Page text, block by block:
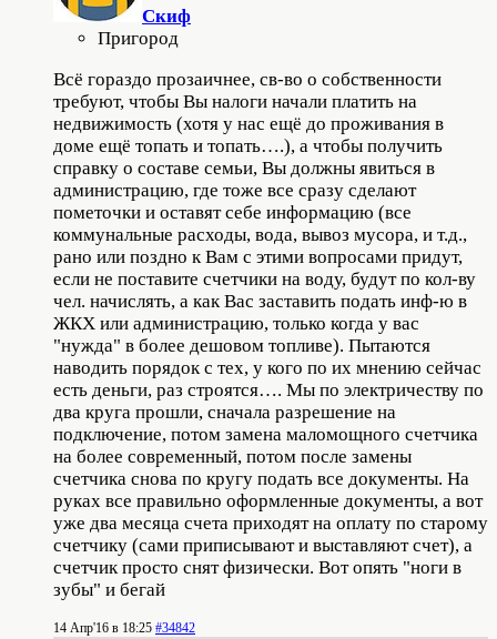
Скиф
Пригород
Всё гораздо прозаичнее, св-во о собственности
требуют, чтобы Вы налоги начали платить на
недвижимость (хотя у нас ещё до проживания в
доме ещё топать и топать….), а чтобы получить
справку о составе семьи, Вы должны явиться в
администрацию, где тоже все сразу сделают
пометочки и оставят себе информацию (все
коммунальные расходы, вода, вывоз мусора, и т.д.,
рано или поздно к Вам с этими вопросами придут,
если не поставите счетчики на воду, будут по кол-ву
чел. начислять, а как Вас заставить подать инф-ю в
ЖКХ или администрацию, только когда у вас
"нужда" в более дешовом топливе). Пытаются
наводить порядок с тех, у кого по их мнению сейчас
есть деньги, раз строятся…. Мы по электричеству по
два круга прошли, сначала разрешение на
подключение, потом замена маломощного счетчика
на более современный, потом после замены
счетчика снова по кругу подать все документы. На
руках все правильно оформленные документы, а вот
уже два месяца счета приходят на оплату по старому
счетчику (сами приписывают и выставляют счет), а
счетчик просто снят физически. Вот опять "ноги в
зубы" и бегай
14 Апр'16 в 18:25 #34842